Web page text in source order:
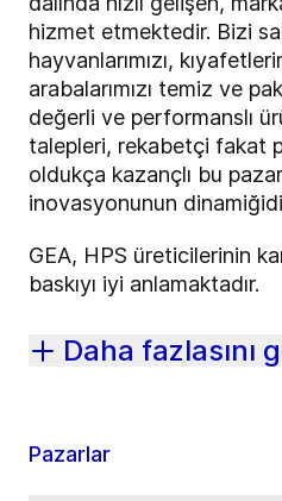
hizmet etmektedir. Bizi
hayvanlarımızı,
arabalarımızı temiz ve
değerli ve performanslı
talepleri, rekabetçi fakat
oldukça kazançlı bu
inovasyonunun
GEA, HPS üreticilerinin
baskıyı iyi anlamaktadır.
Daha fazlasını
Pazarlar